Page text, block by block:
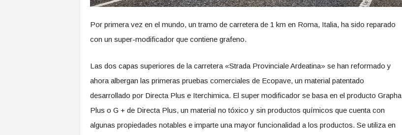
Por primera vez en el mundo, un tramo de carretera de 1 km en Roma, Italia, ha sido reparado
con un super-modificador que contiene grafeno.
Las dos capas superiores de la carretera «Strada Provinciale Ardeatina» se han reformado y
ahora albergan las primeras pruebas comerciales de Ecopave, un material patentado
desarrollado por Directa Plus e Iterchimica. El super modificador se basa en el producto Grapha
Plus o G + de Directa Plus, un material no tóxico y sin productos químicos que cuenta con
algunas propiedades notables e imparte una mayor funcionalidad a los productos. Se utiliza en